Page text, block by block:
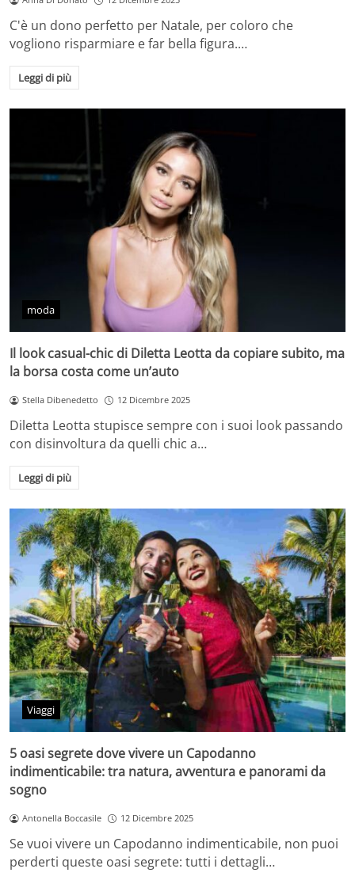
C'è un dono perfetto per Natale, per coloro che
vogliono risparmiare e far bella figura.…
Leggi di più
moda
Il look casual-chic di Diletta Leotta da copiare subito, ma
la borsa costa come un’auto
Stella Dibenedetto 12 Dicembre 2025
Diletta Leotta stupisce sempre con i suoi look passando
con disinvoltura da quelli chic a…
Leggi di più
Viaggi
5 oasi segrete dove vivere un Capodanno
indimenticabile: tra natura, avventura e panorami da
sogno
Antonella Boccasile 12 Dicembre 2025
Se vuoi vivere un Capodanno indimenticabile, non puoi
perderti queste oasi segrete: tutti i dettagli…